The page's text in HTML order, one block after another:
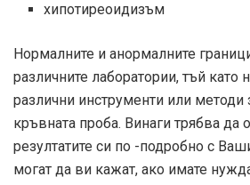
хипотиреоидизъм
Нормалните и анормалните
различните лаборатории, тъй като
различни инструменти или методи
кръвната проба. Винаги трябва да
резултатите си по -подробно с
могат да ви кажат, ако имате